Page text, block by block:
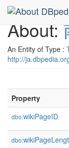
About:
An Entity of Type :
http://
Property
dbo:wikiPageID
dbo: